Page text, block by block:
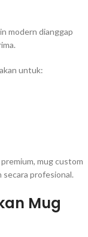
modern dianggap
untuk:
mug custom
profesional.
Mug